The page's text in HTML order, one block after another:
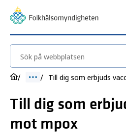
Sök på webbplatsen
Till dig som
mot mpox